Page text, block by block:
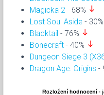
Magicka 2 - 68% south
Lost Soul Aside - 30%
Blacktail - 76% south
Bonecraft - 40% south
Dungeon Siege 3
Dragon Age: Origins -
Rozložení hodnocení -